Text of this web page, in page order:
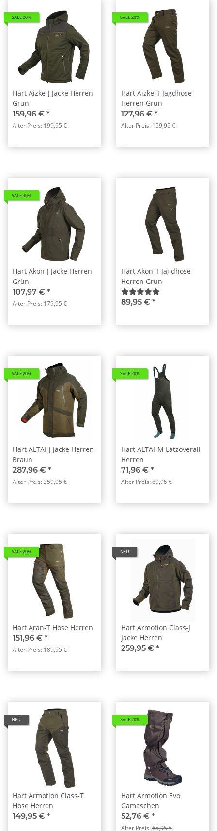
SALE 20%
Hart Aizke-J Jacke Herren
Grün
159,96 € *
Alter Preis:199,95 €
SALE 20%
Hart Aizke-T Jagdhose
Herren Grün
127,96 € *
Alter Preis:159,95 €
SALE 40%
Hart Akon-J Jacke Herren
Grün
107,97 € *
Alter Preis:179,95 €
Hart Akon-T Jagdhose
Herren Grün
89,95 € *
SALE 20%
Hart ALTAI-J Jacke Herren
Braun
287,96 € *
Alter Preis:359,95 €
SALE 20%
Hart ALTAI-M Latzoverall
Herren
71,96 € *
Alter Preis:89,95 €
SALE 20%
Hart Aran-T Hose Herren
151,96 € *
Alter Preis:189,95 €
NEU
Hart Armotion Class-J
Jacke Herren
259,95 € *
NEU
Hart Armotion Class-T
Hose Herren
149,95 € *
SALE 20%
Hart Armotion Evo
Gamaschen
52,76 € *
Alter Preis:65,95 €